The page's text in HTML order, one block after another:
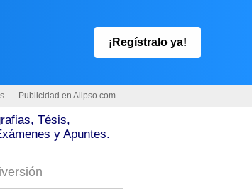
¡Regístralo ya!
Publicidad en Alipso.com
Tésis,
y Apuntes.